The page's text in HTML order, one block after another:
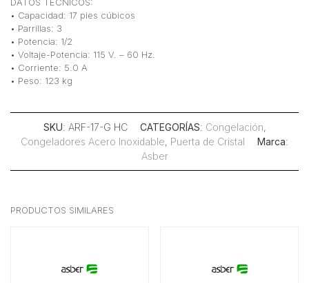
• Capacidad: 17 pies cúbicos
• Parrillas: 3
• Potencia: 1/2
• Voltaje-Potencia: 115 V. – 60 Hz.
• Corriente: 5.0 A
• Peso: 123 kg
SKU: ARF-17-G HC CATEGORÍAS: Congelación,
Congeladores Acero Inoxidable, Puerta de Cristal Marca:
Asber
PRODUCTOS SIMILARES